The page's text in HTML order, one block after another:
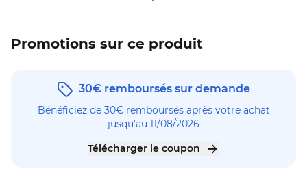
Promotions sur ce produit
30€ remboursés sur demande
Bénéficiez de 30€ remboursés après votre achat
jusqu'au 11/08/2026
Télécharger le coupon